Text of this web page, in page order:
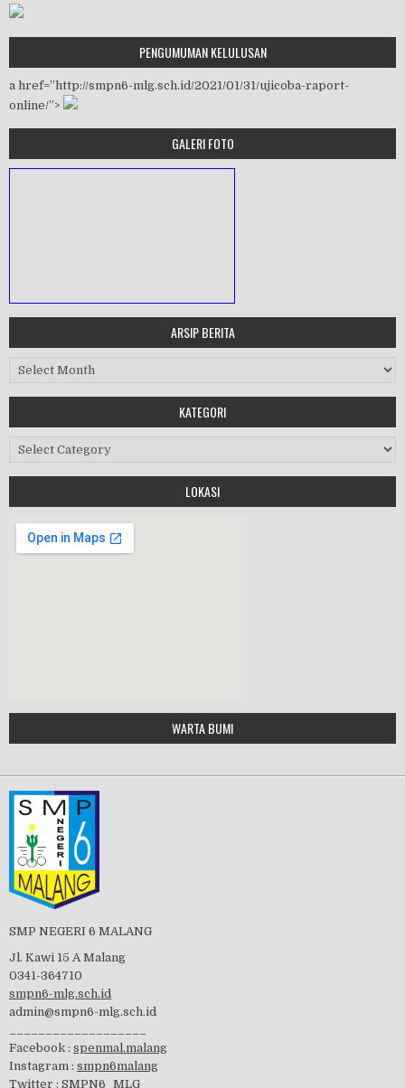
PENGUMUMAN KELULUSAN
a href=”http://smpn6-mlg.sch.id/2021/01/31/ujicoba-raport-
online/”>
GALERI FOTO
Workshop Perangkat 2019
HALAL BIHALAL
Tes Matrikulasi 2019
visitasi PPK 2019
ARSIP BERITA
Arsip Berita
KATEGORI
Kategori
LOKASI
Google Maps Generator by
embedgooglemap.net
WARTA BUMI
SMP NEGERI 6 MALANG
Jl. Kawi 15 A Malang
0341-364710
smpn6-mlg.sch.id
admin@smpn6-mlg.sch.id
Facebook : spenmal.malang
Instagram : smpn6malang
Twitter : SMPN6_MLG